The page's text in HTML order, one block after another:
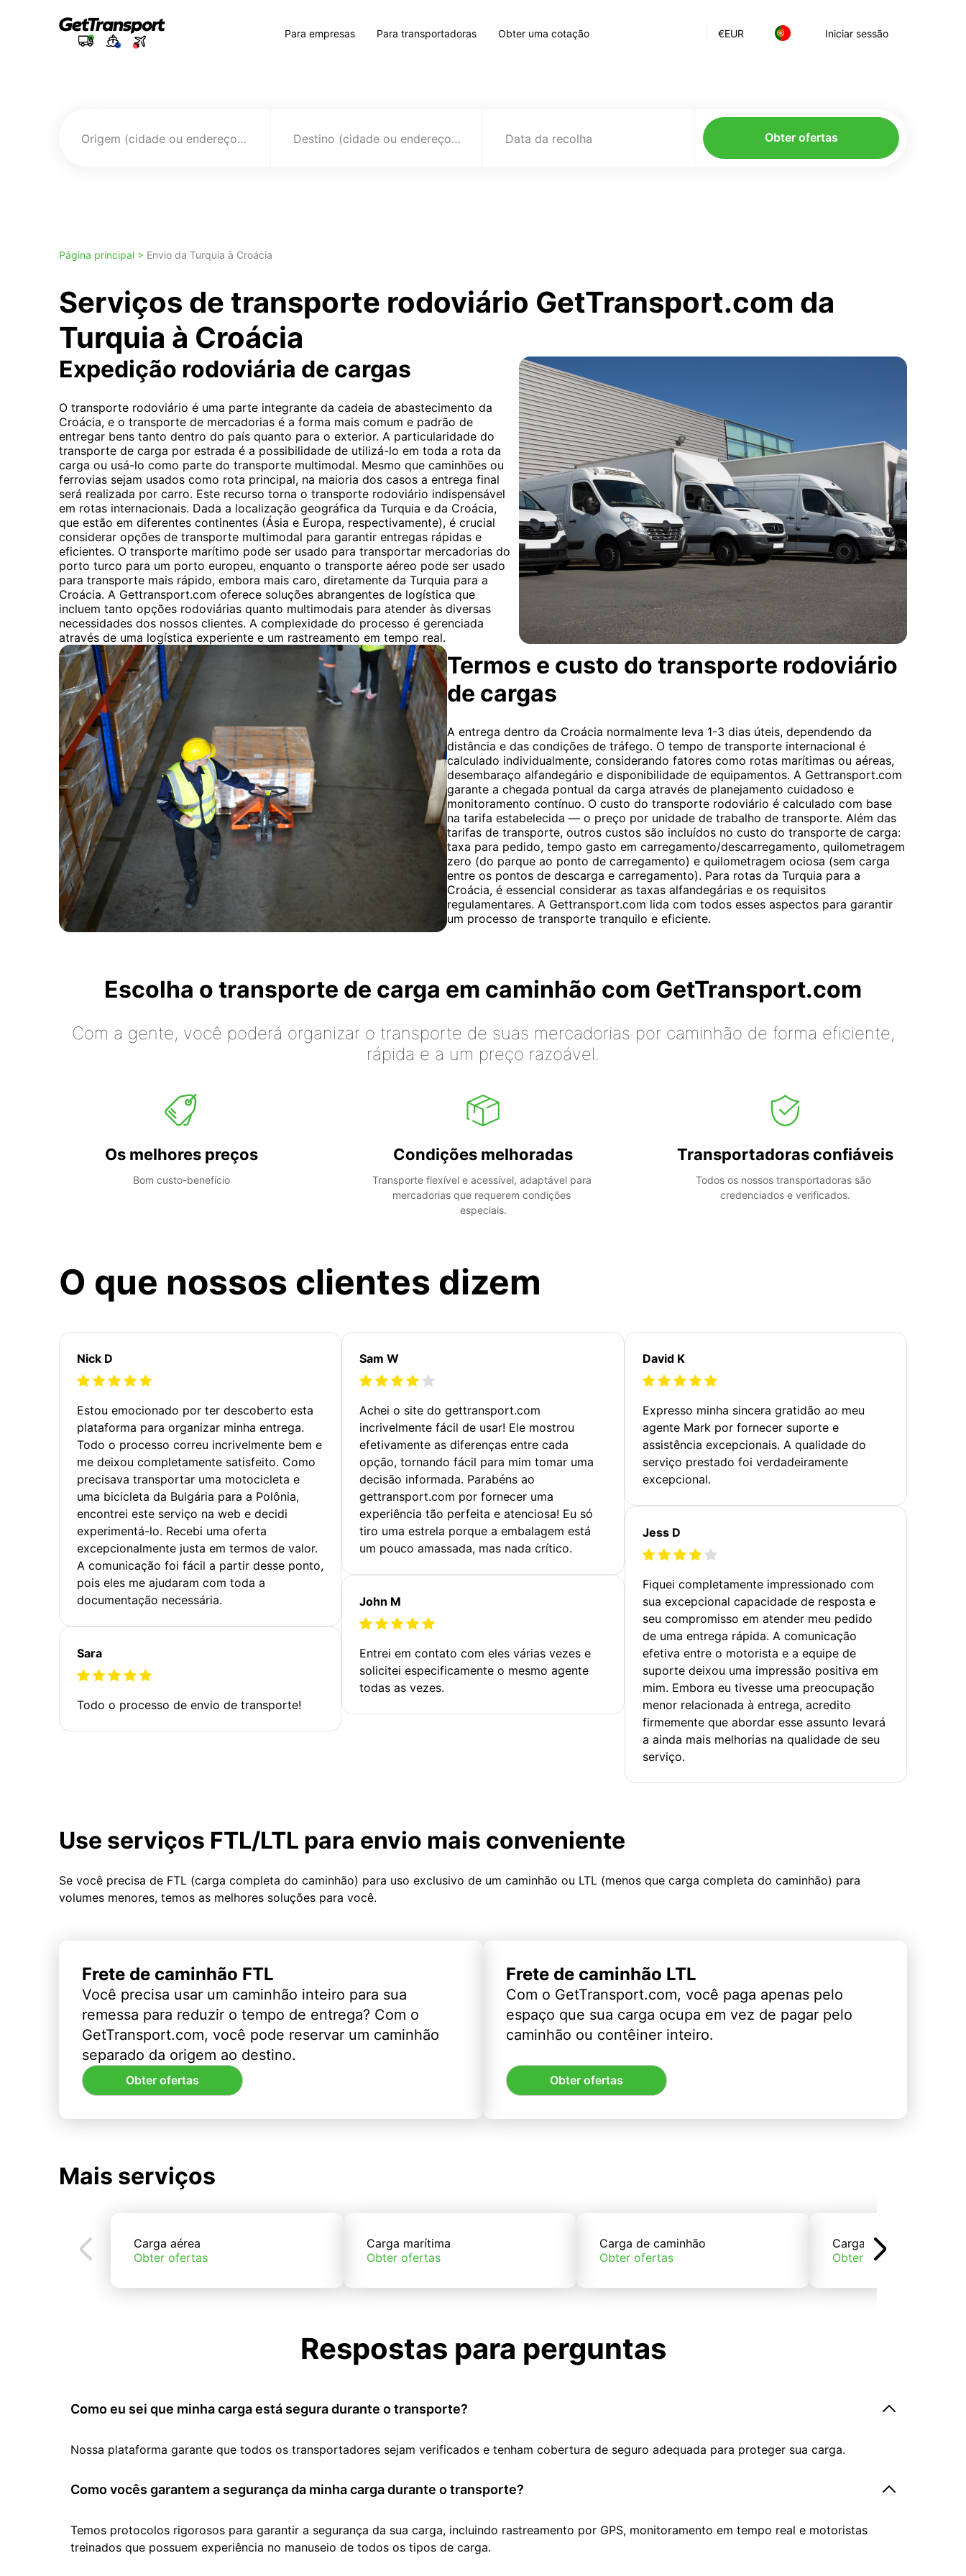
€EUR Iniciar sessão
Para empresas Para transportadoras Obter uma cotação
Origem (cidade ou endereço) Destino (cidade ou endereço) Data da recolha Obter ofertas
Página principal > Envio da Turquia à Croácia
Serviços de transporte rodoviário GetTransport.com da
Turquia à Croácia
Expedição rodoviária de cargas
O transporte rodoviário é uma parte integrante da cadeia de abastecimento da
Croácia, e o transporte de mercadorias é a forma mais comum e padrão de
entregar bens tanto dentro do país quanto para o exterior. A particularidade do
transporte de carga por estrada é a possibilidade de utilizá-lo em toda a rota da
carga ou usá-lo como parte do transporte multimodal. Mesmo que caminhões ou
ferrovias sejam usados ​​como rota principal, na maioria dos casos a entrega final
será realizada por carro. Este recurso torna o transporte rodoviário indispensável
em rotas internacionais. Dada a localização geográfica da Turquia e da Croácia,
que estão em diferentes continentes (Ásia e Europa, respectivamente), é crucial
considerar opções de transporte multimodal para garantir entregas rápidas e
eficientes. O transporte marítimo pode ser usado para transportar mercadorias do
porto turco para um porto europeu, enquanto o transporte aéreo pode ser usado
para transporte mais rápido, embora mais caro, diretamente da Turquia para a
Croácia. A Gettransport.com oferece soluções abrangentes de logística que
incluem tanto opções rodoviárias quanto multimodais para atender às diversas
necessidades dos nossos clientes. A complexidade do processo é gerenciada
através de uma logística experiente e um rastreamento em tempo real.
Termos e custo do transporte rodoviário
de cargas
A entrega dentro da Croácia normalmente leva 1-3 dias úteis, dependendo da
distância e das condições de tráfego. O tempo de transporte internacional é
calculado individualmente, considerando fatores como rotas marítimas ou aéreas,
desembaraço alfandegário e disponibilidade de equipamentos. A Gettransport.com
garante a chegada pontual da carga através de planejamento cuidadoso e
monitoramento contínuo. O custo do transporte rodoviário é calculado com base
na tarifa estabelecida — o preço por unidade de trabalho de transporte. Além das
tarifas de transporte, outros custos são incluídos no custo do transporte de carga:
taxa para pedido, tempo gasto em carregamento/descarregamento, quilometragem
zero (do parque ao ponto de carregamento) e quilometragem ociosa (sem carga
entre os pontos de descarga e carregamento). Para rotas da Turquia para a
Croácia, é essencial considerar as taxas alfandegárias e os requisitos
regulamentares. A Gettransport.com lida com todos esses aspectos para garantir
um processo de transporte tranquilo e eficiente.
Escolha o transporte de carga em caminhão com GetTransport.com
Com a gente, você poderá organizar o transporte de suas mercadorias por caminhão de forma eficiente,
rápida e a um preço razoável.
Os melhores preços
Bom custo-benefício
Condições melhoradas
Transporte flexível e acessível, adaptável para
mercadorias que requerem condições
especiais.
Transportadoras confiáveis
Todos os nossos transportadoras são
credenciados e verificados.
O que nossos clientes dizem
Nick D
Estou emocionado por ter descoberto esta
plataforma para organizar minha entrega.
Todo o processo correu incrivelmente bem e
me deixou completamente satisfeito. Como
precisava transportar uma motocicleta e
uma bicicleta da Bulgária para a Polônia,
encontrei este serviço na web e decidi
experimentá-lo. Recebi uma oferta
excepcionalmente justa em termos de valor.
A comunicação foi fácil a partir desse ponto,
pois eles me ajudaram com toda a
documentação necessária.
Sara
Todo o processo de envio de transporte!
Sam W
Achei o site do gettransport.com
incrivelmente fácil de usar! Ele mostrou
efetivamente as diferenças entre cada
opção, tornando fácil para mim tomar uma
decisão informada. Parabéns ao
gettransport.com por fornecer uma
experiência tão perfeita e atenciosa! Eu só
tiro uma estrela porque a embalagem está
um pouco amassada, mas nada crítico.
John M
Entrei em contato com eles várias vezes e
solicitei especificamente o mesmo agente
todas as vezes.
David K
Expresso minha sincera gratidão ao meu
agente Mark por fornecer suporte e
assistência excepcionais. A qualidade do
serviço prestado foi verdadeiramente
excepcional.
Jess D
Fiquei completamente impressionado com
sua excepcional capacidade de resposta e
seu compromisso em atender meu pedido
de uma entrega rápida. A comunicação
efetiva entre o motorista e a equipe de
suporte deixou uma impressão positiva em
mim. Embora eu tivesse uma preocupação
menor relacionada à entrega, acredito
firmemente que abordar esse assunto levará
a ainda mais melhorias na qualidade de seu
serviço.
Use serviços FTL/LTL para envio mais conveniente
Se você precisa de FTL (carga completa do caminhão) para uso exclusivo de um caminhão ou LTL (menos que carga completa do caminhão) para
volumes menores, temos as melhores soluções para você.
Frete de caminhão FTL
Você precisa usar um caminhão inteiro para sua
remessa para reduzir o tempo de entrega? Com o
GetTransport.com, você pode reservar um caminhão
separado da origem ao destino.
Obter ofertas
Frete de caminhão LTL
Com o GetTransport.com, você paga apenas pelo
espaço que sua carga ocupa em vez de pagar pelo
caminhão ou contêiner inteiro.
Obter ofertas
Mais serviços
Carga aérea
Obter ofertas
Carga marítima
Obter ofertas
Carga de caminhão
Obter ofertas
Carga de trem
Obter ofertas
Respostas para perguntas
Como eu sei que minha carga está segura durante o transporte?
Nossa plataforma garante que todos os transportadores sejam verificados e tenham cobertura de seguro adequada para proteger sua carga.
Como vocês garantem a segurança da minha carga durante o transporte?
Temos protocolos rigorosos para garantir a segurança da sua carga, incluindo rastreamento por GPS, monitoramento em tempo real e motoristas
treinados que possuem experiência no manuseio de todos os tipos de carga.